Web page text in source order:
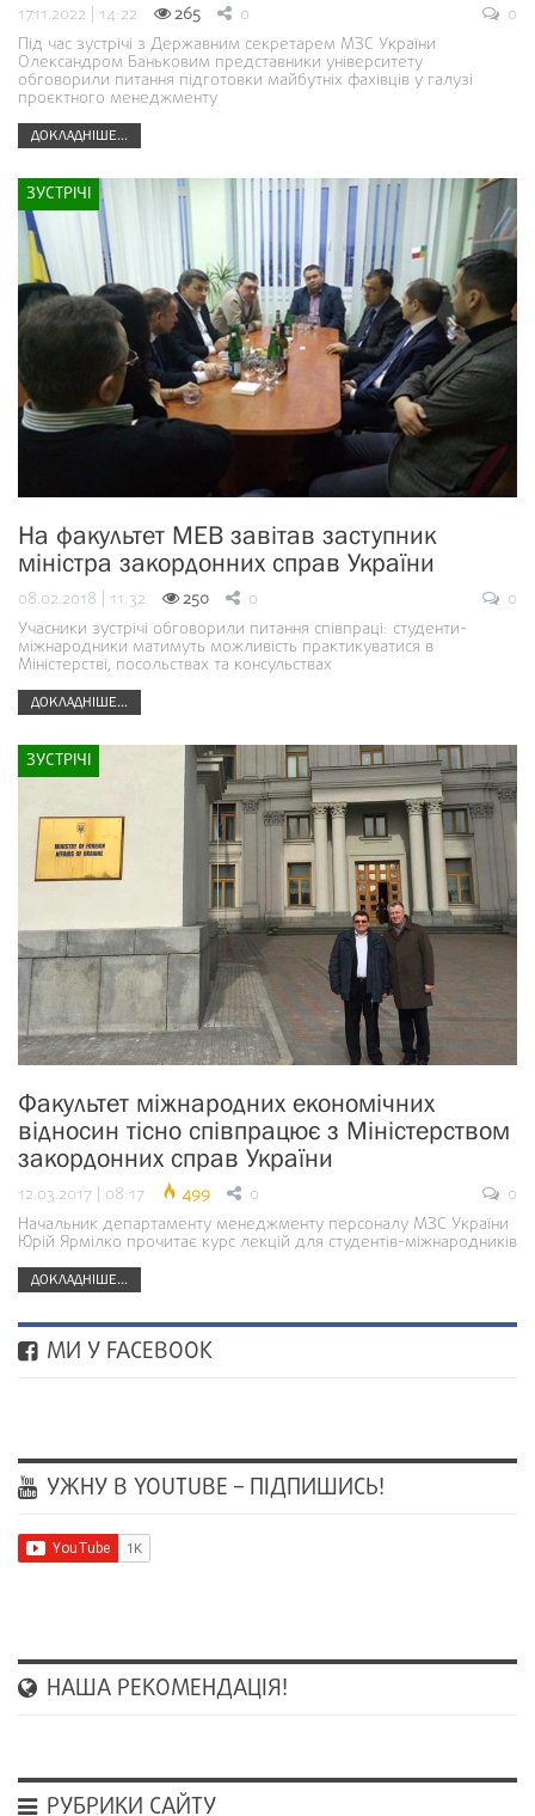
17.11.2022 | 14:22 265 0
0
Під час зустрічі з Державним секретарем МЗС України
Олександром Баньковим представники університету
обговорили питання підготовки майбутніх фахівців у галузі
проєктного менеджменту
ДОКЛАДНІШЕ...
ЗУСТРІЧІ
На факультет МЕВ завітав заступник
міністра закордонних справ України
08.02.2018 | 11:32 250 0
0
Учасники зустрічі обговорили питання співпраці: студенти-
міжнародники матимуть можливість практикуватися в
Міністерстві, посольствах та консульствах
ДОКЛАДНІШЕ...
ЗУСТРІЧІ
Факультет міжнародних економічних
відносин тісно співпрацює з Міністерством
закордонних справ України
12.03.2017 | 08:17 499 0
0
Начальник департаменту менеджменту персоналу МЗС України
Юрій Ярмілко прочитає курс лекцій для студентів-міжнародників
ДОКЛАДНІШЕ...
МИ У FACEBOOK
УЖНУ В YOUTUBE – ПІДПИШИСЬ!
НАША РЕКОМЕНДАЦІЯ!
РУБРИКИ САЙТУ